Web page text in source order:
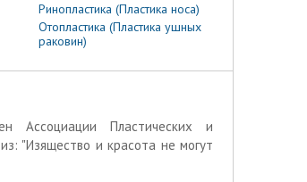
Ринопластика (Пластика носа)
Отопластика (Пластика ушных
раковин)
Ассоциации Пластических и
"Изящество и красота не могут